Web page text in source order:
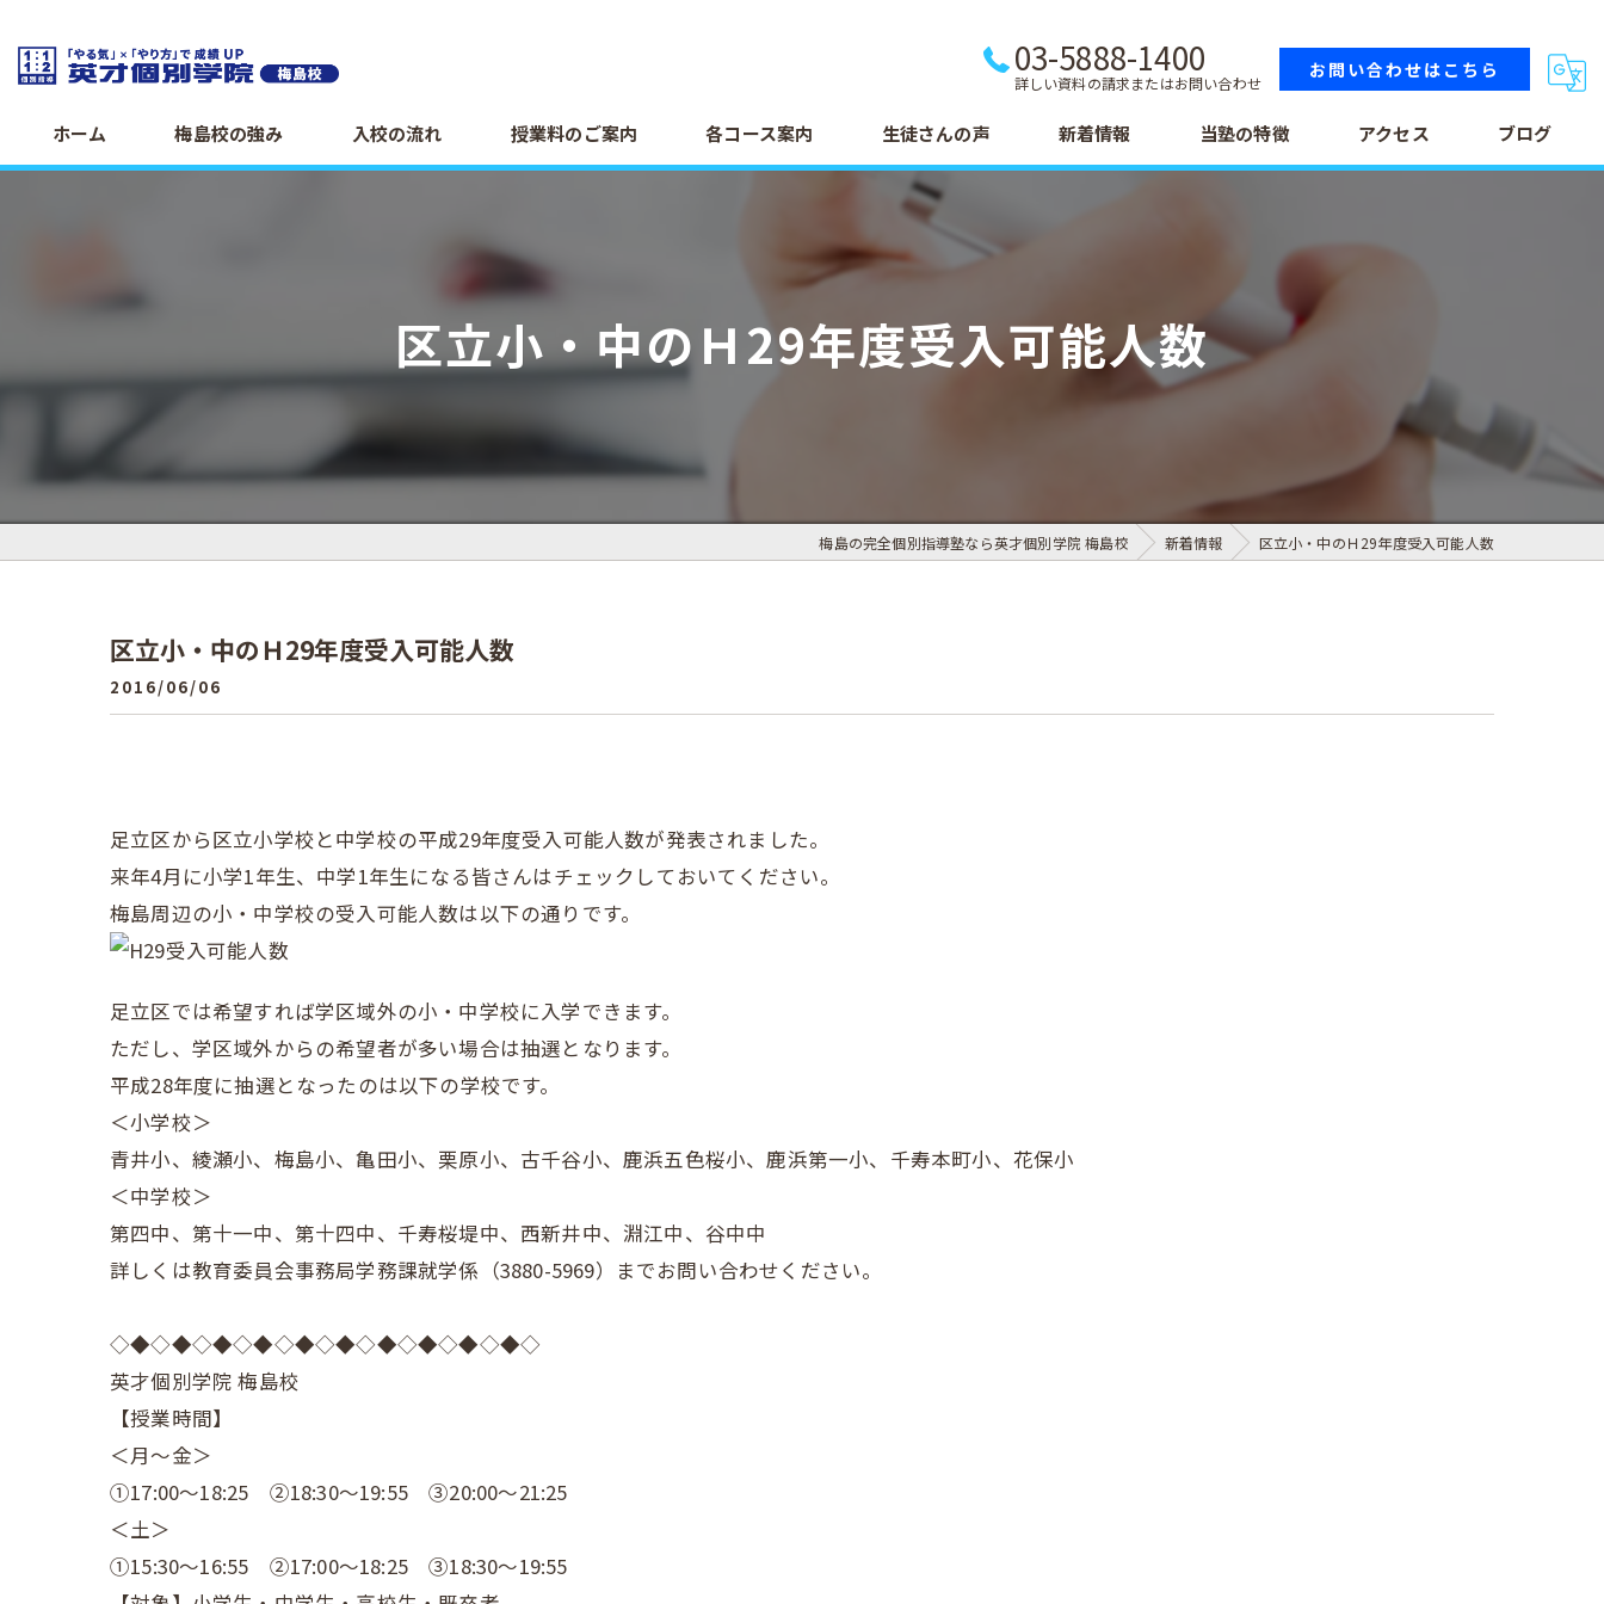
03-5888-1400
詳しい資料の請求またはお問い合わせ
お問い合わせはこちら
ホーム 梅島校の強み 入校の流れ 授業料のご案内 各コース案内 生徒さんの声 新着情報 当塾の特徴
高校生
テスト
アクセス ブログ
区立小・中のＨ29年度受入可能人数
梅島の完全個別指導塾なら英才個別学院 梅島校 新着情報 区立小・中のＨ29年度受入可能人数
区立小・中のＨ29年度受入可能人数
2016/06/06
足立区から区立小学校と中学校の平成29年度受入可能人数が発表されました。
来年4月に小学1年生、中学1年生になる皆さんはチェックしておいてください。
梅島周辺の小・中学校の受入可能人数は以下の通りです。
足立区では希望すれば学区域外の小・中学校に入学できます。
ただし、学区域外からの希望者が多い場合は抽選となります。
平成28年度に抽選となったのは以下の学校です。
＜小学校＞
青井小、綾瀬小、梅島小、亀田小、栗原小、古千谷小、鹿浜五色桜小、鹿浜第一小、千寿本町小、花保小
＜中学校＞
第四中、第十一中、第十四中、千寿桜堤中、西新井中、淵江中、谷中中
詳しくは教育委員会事務局学務課就学係（3880-5969）までお問い合わせください。
◇◆◇◆◇◆◇◆◇◆◇◆◇◆◇◆◇◆◇◆◇
英才個別学院 梅島校
【授業時間】
＜月～金＞
①17:00～18:25 ②18:30～19:55 ③20:00～21:25
＜土＞
①15:30～16:55 ②17:00～18:25 ③18:30～19:55